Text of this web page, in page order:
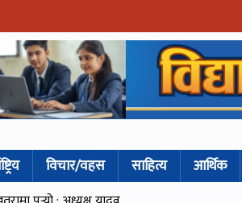
विचार/वहस साहित्य आर्थिक